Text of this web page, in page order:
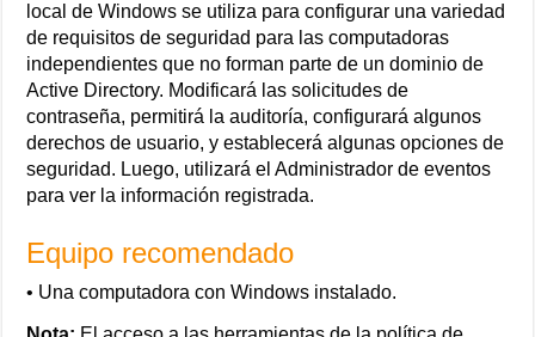
local de Windows se utiliza para configurar una variedad
de requisitos de seguridad para las computadoras
independientes que no forman parte de un dominio de
Active Directory. Modificará las solicitudes de
contraseña, permitirá la auditoría, configurará algunos
derechos de usuario, y establecerá algunas opciones de
seguridad. Luego, utilizará el Administrador de eventos
para ver la información registrada.
Equipo recomendado
• Una computadora con Windows instalado.